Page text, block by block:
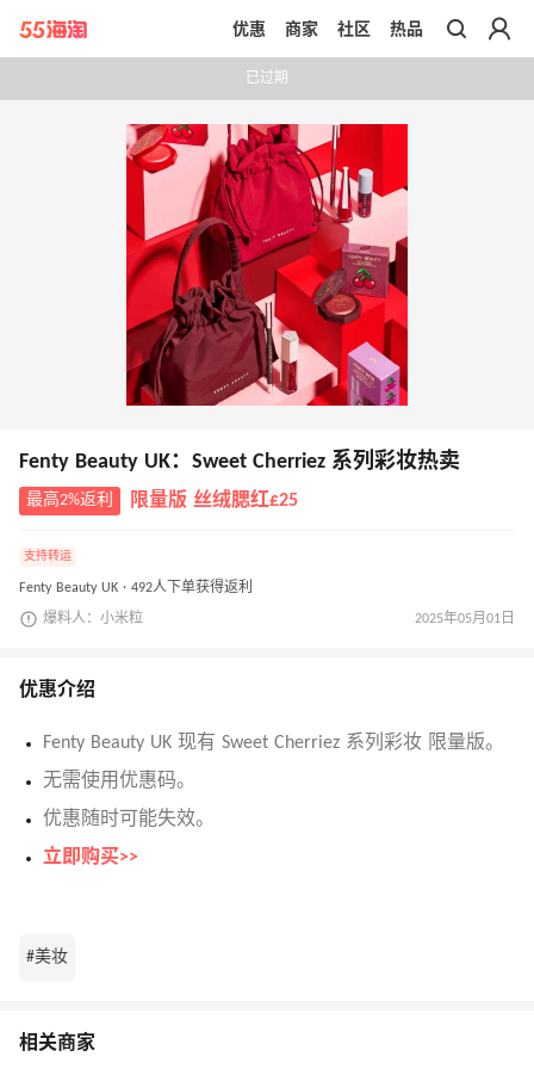
带你去官网买正品
优惠 商家 社区 热品
已过期
Fenty Beauty UK：Sweet Cherriez 系列彩妆热卖
最高2%返利 限量版 丝绒腮红£25
支持转运
Fenty Beauty UK · 492人下单获得返利
爆料人：小米粒 2025年05月01日
优惠介绍
Fenty Beauty UK 现有 Sweet Cherriez 系列彩妆 限量版。
无需使用优惠码。
优惠随时可能失效。
立即购买>>
#美妆
相关商家